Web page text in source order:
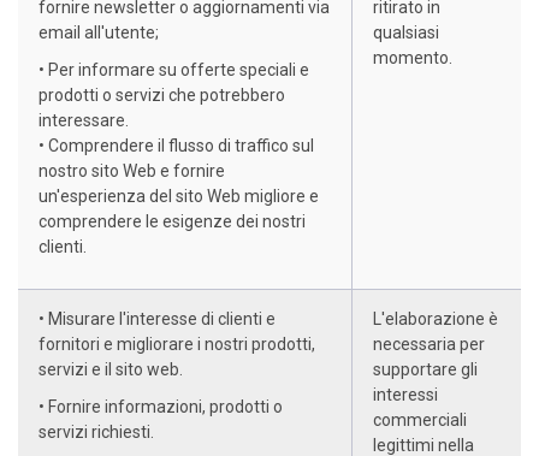
fornire newsletter o aggiornamenti via
email all'utente;
• Per informare su offerte speciali e
prodotti o servizi che potrebbero
interessare.
• Comprendere il flusso di traffico sul
nostro sito Web e fornire
un'esperienza del sito Web migliore e
comprendere le esigenze dei nostri
clienti.
ritirato in
qualsiasi
momento.
• Misurare l'interesse di clienti e
fornitori e migliorare i nostri prodotti,
servizi e il sito web.
• Fornire informazioni, prodotti o
servizi richiesti.
L'elaborazione è
necessaria per
supportare gli
interessi
commerciali
legittimi nella